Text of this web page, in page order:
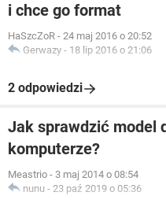
i chce go format
HaSzcZoR - 24 maj 2016 o 20:52
Gerwazy - 18 lip 2016 o 21:06
2 odpowiedzi
Jak sprawdzić model
komputerze?
Meastrio - 3 maj 2014 o 08:54
nunu - 23 paź 2019 o 05:36